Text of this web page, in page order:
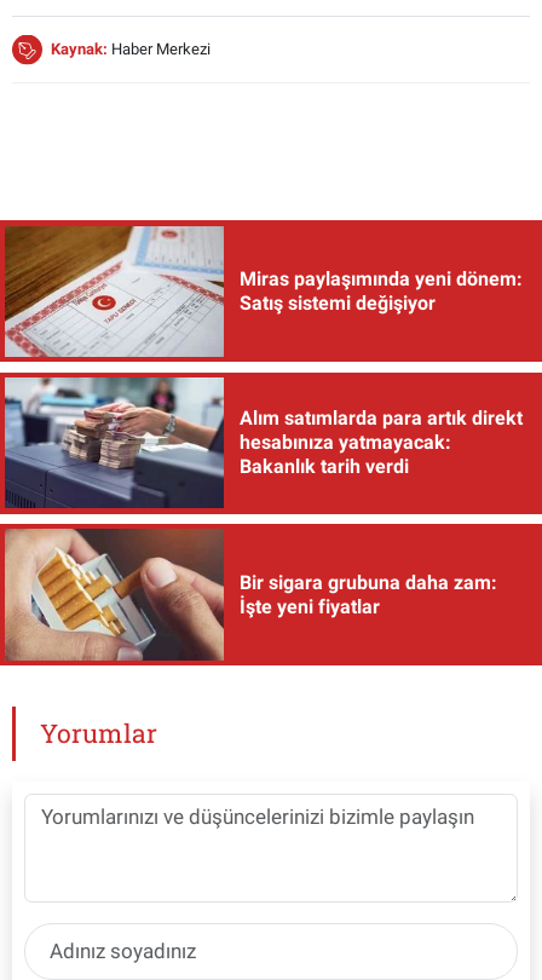
Kaynak: Haber Merkezi
Miras paylaşımında yeni dönem:
Satış sistemi değişiyor
Alım satımlarda para artık direkt
hesabınıza yatmayacak:
Bakanlık tarih verdi
Bir sigara grubuna daha zam:
İşte yeni fiyatlar
Yorumlar